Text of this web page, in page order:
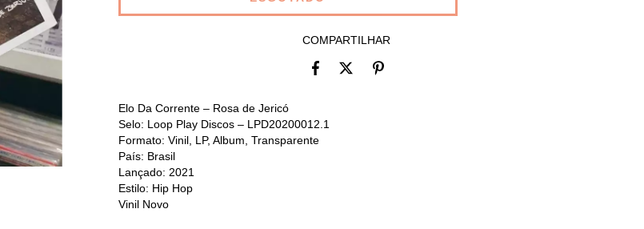
COMPARTILHAR
Elo Da Corrente – Rosa de Jericó
Selo: Loop Play Discos – LPD20200012.1
Formato: Vinil, LP, Album, Transparente
País: Brasil
Lançado: 2021
Estilo: Hip Hop
Vinil Novo